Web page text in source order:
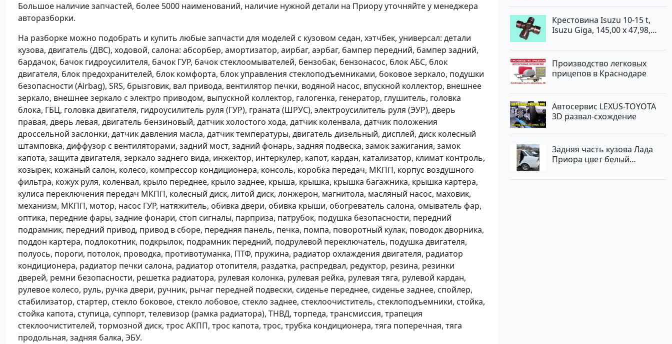
Большое наличие запчастей, более 5000 наименований, наличие нужной детали на Приору уточняйте у менеджера
авторазборки.
На разборке можно подобрать и купить любые запчасти для моделей с кузовом седан, хэтчбек, универсал: детали
кузова, двигатель (ДВС), ходовой, салона: абсорбер, амортизатор, аирбаг, аэрбаг, бампер передний, бампер задний,
бардачок, бачок гидроусилителя, бачок ГУР, бачок стеклоомывателей, бензобак, бензонасос, блок АБС, блок
двигателя, блок предохранителей, блок комфорта, блок управления стеклоподъемниками, боковое зеркало, подушки
безопасности (Airbag), SRS, брызговик, вал привода, вентилятор печки, водяной насос, впускной коллектор, внешнее
зеркало, внешнее зеркало с электро приводом, выпускной коллектор, галогенка, генератор, глушитель, головка
блока, ГБЦ, головка двигателя, гидроусилитель руля (ГУР), граната (ШРУС), электроусилитель руля (ЭУР), дверь
правая, дверь левая, двигатель бензиновый, датчик холостого хода, датчик коленвала, датчик положения
дроссельной заслонки, датчик давления масла, датчик температуры, двигатель дизельный, дисплей, диск колесный
штамповка, диффузор с вентиляторами, задний мост, задний фонарь, задняя подвеска, замок зажигания, замок
капота, защита двигателя, зеркало заднего вида, инжектор, интеркулер, капот, кардан, катализатор, климат контроль,
козырек, кожаный салон, колесо, компрессор кондиционера, консоль, коробка передач, МКПП, корпус воздушного
фильтра, кожух руля, коленвал, крыло переднее, крыло заднее, крыша, крышка, крышка багажника, крышка картера,
кулиса переключения передач МКПП, колесный диск, литой диск, лонжерон, магнитола, масляный насос, маховик,
механизм, МКПП, мотор, насос ГУР, натяжитель, обивка двери, обивка крыши, обогреватель салона, омыватель фар,
оптика, передние фары, задние фонари, стоп сигналы, парприза, патрубок, подушка безопасности, передний
подрамник, передний привод, привод в сборе, передняя панель, печка, помпа, поворотный кулак, поводок дворника,
поддон картера, подлокотник, подкрылок, подрамник передний, подрулевой переключатель, подушка двигателя,
полуось, пороги, потолок, проводка, противотуманка, ПТФ, пружина, радиатор охлаждения двигателя, радиатор
кондиционера, радиатор печки салона, радиатор отопителя, раздатка, распредвал, редуктор, резина, резинки
дверей, ремни безопасности, решетка радиатора, рулевая колонка, рулевая рейка, рулевая тяга, рулевой кардан,
рулевое колесо, руль, ручка двери, ручник, рычаг передней подвески, сиденье переднее, сиденье заднее, спойлер,
стабилизатор, стартер, стекло боковое, стекло лобовое, стекло заднее, стеклоочиститель, стеклоподъемники, стойка,
стойка капота, ступица, суппорт, телевизор (рамка радиатора), ТНВД, торпеда, трансмиссия, трапеция
стеклоочистителей, тормозной диск, трос АКПП, трос капота, трос, трубка кондиционера, тяга поперечная, тяга
продольная, задняя балка, ЭБУ.
Крестовина Isuzu 10-15 t,
Isuzu Giga, 145,00 x 47,98,
Производство легковых
прицепов в Краснодаре
Автосервис LEXUS-TOYOTA
3D развал-схождение
Задняя часть кузова Лада
Приора цвет белый